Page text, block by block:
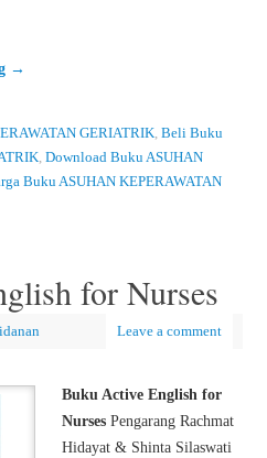
→
GERIATRIK, Beli Buku
, Download Buku ASUHAN
Buku ASUHAN KEPERAWATAN
for Nurses
Leave a comment
Buku Active English for
NursesPengarang Rachmat
Hidayat & Shinta Silaswati